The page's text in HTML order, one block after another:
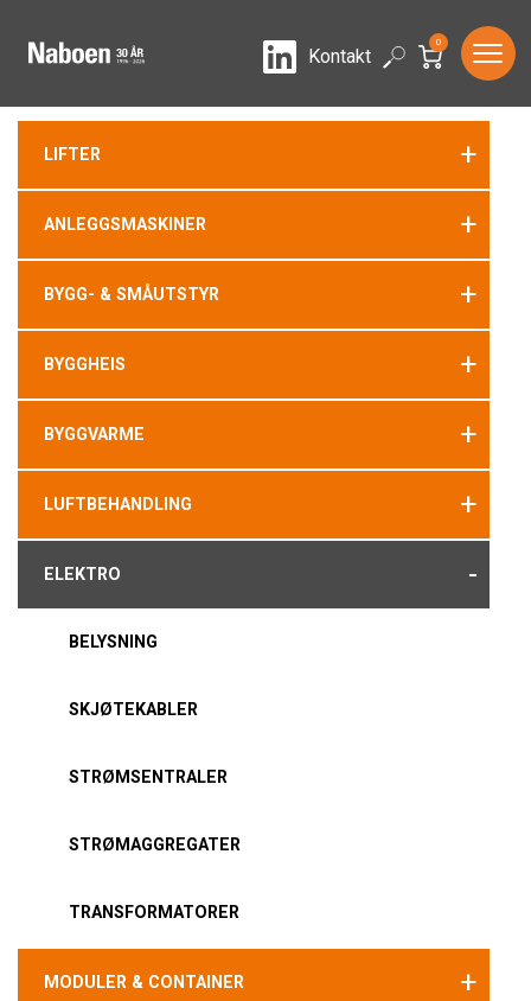
LinkedIn
Kontakt Search
0
LIFTER +
ANLEGGSMASKINER +
BYGG- & SMÅUTSTYR +
BYGGHEIS +
BYGGVARME +
LUFTBEHANDLING +
ELEKTRO -
BELYSNING
SKJØTEKABLER
STRØMSENTRALER
STRØMAGGREGATER
TRANSFORMATORER
MODULER & CONTAINER +